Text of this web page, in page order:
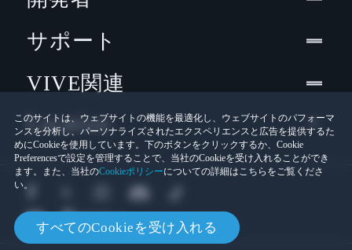
このサイトは、ウェブサイトの機能を最適化し、ウェブサイトのパフォーマ
ンスを分析し、パーソナライズされたエクスペリエンスと広告を提供するた
めにCookieを使用しています。下のボタンをクリックするか、Cookie
Preferencesで設定を管理することで、当社のCookieを受け入れることができ
ます。また、当社のCookieポリシーについての詳細はこちらをご覧くださ
い。
すべてのCookieを受け入れる
サポート
VIVE関連
Location